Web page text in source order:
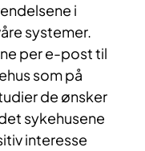
i
systemer.
per e-post til
som på
de ønsker
sykehusene
interesse